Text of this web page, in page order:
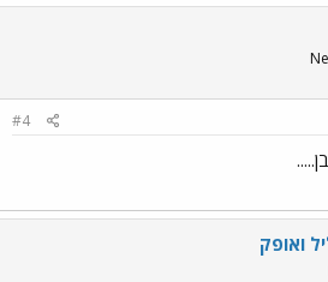
#4
ואופק